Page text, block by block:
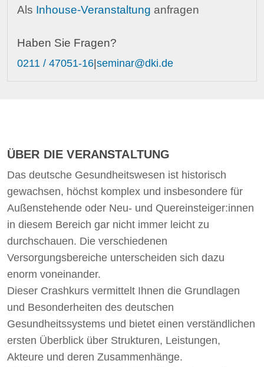
Als Inhouse-Veranstaltung anfragen
Haben Sie Fragen?
0211 / 47051-16 seminar@dki.de
ÜBER DIE VERANSTALTUNG
Das deutsche Gesundheitswesen ist historisch
gewachsen, höchst komplex und insbesondere für
Außenstehende oder Neu- und Quereinsteiger:innen
in diesem Bereich gar nicht immer leicht zu
durchschauen. Die verschiedenen
Versorgungsbereiche unterscheiden sich dazu
enorm voneinander.
Dieser Crashkurs vermittelt Ihnen die Grundlagen
und Besonderheiten des deutschen
Gesundheitssystems und bietet einen verständlichen
ersten Überblick über Strukturen, Leistungen,
Akteure und deren Zusammenhänge.